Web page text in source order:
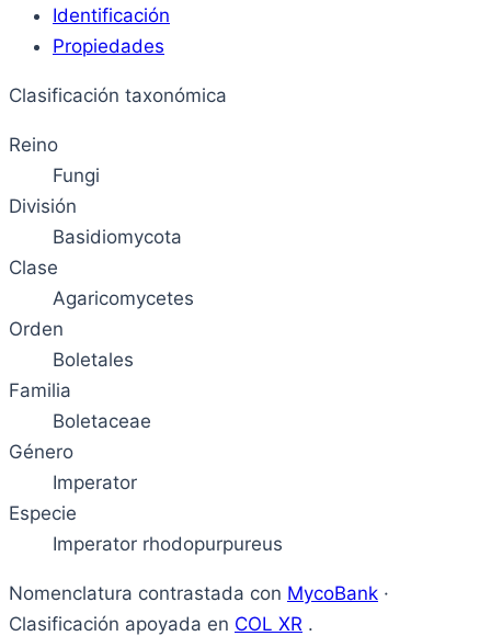
Identificación
Propiedades
Clasificación taxonómica
Reino
Fungi
División
Basidiomycota
Clase
Agaricomycetes
Orden
Boletales
Familia
Boletaceae
Género
Imperator
Especie
Imperator rhodopurpureus
Nomenclatura contrastada con MycoBank ·
Clasificación apoyada en COL XR .